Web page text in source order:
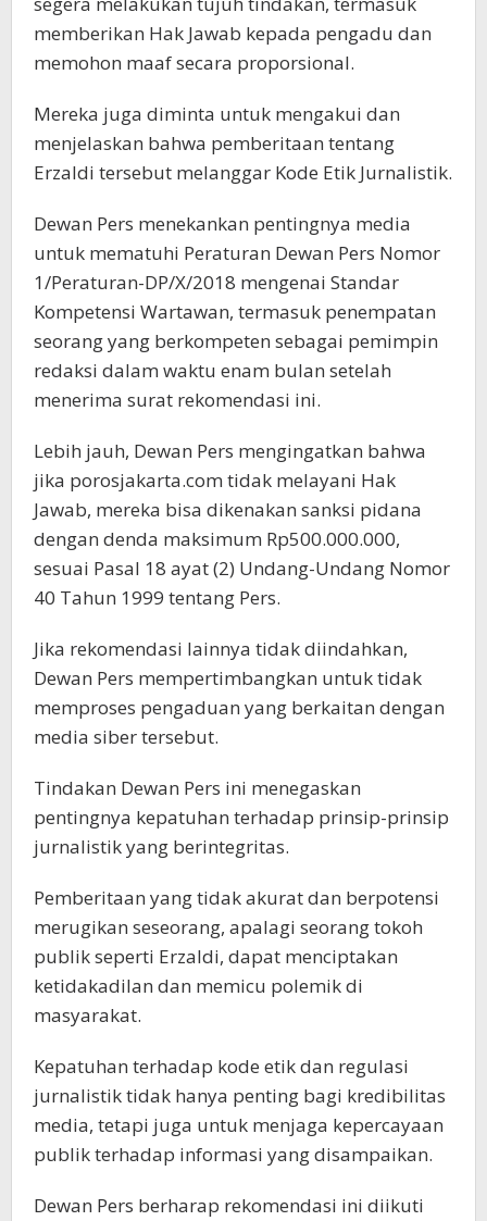
memberikan Hak Jawab kepada pengadu dan
memohon maaf secara proporsional.
Mereka juga diminta untuk mengakui dan
menjelaskan bahwa pemberitaan tentang
Erzaldi tersebut melanggar Kode Etik Jurnalistik.
Dewan Pers menekankan pentingnya media
untuk mematuhi Peraturan Dewan Pers Nomor
1/Peraturan-DP/X/2018 mengenai Standar
Kompetensi Wartawan, termasuk penempatan
seorang yang berkompeten sebagai pemimpin
redaksi dalam waktu enam bulan setelah
menerima surat rekomendasi ini.
Lebih jauh, Dewan Pers mengingatkan bahwa
jika porosjakarta.com tidak melayani Hak
Jawab, mereka bisa dikenakan sanksi pidana
dengan denda maksimum Rp500.000.000,
sesuai Pasal 18 ayat (2) Undang-Undang Nomor
40 Tahun 1999 tentang Pers.
Jika rekomendasi lainnya tidak diindahkan,
Dewan Pers mempertimbangkan untuk tidak
memproses pengaduan yang berkaitan dengan
media siber tersebut.
Tindakan Dewan Pers ini menegaskan
pentingnya kepatuhan terhadap prinsip-prinsip
jurnalistik yang berintegritas.
Pemberitaan yang tidak akurat dan berpotensi
merugikan seseorang, apalagi seorang tokoh
publik seperti Erzaldi, dapat menciptakan
ketidakadilan dan memicu polemik di
masyarakat.
Kepatuhan terhadap kode etik dan regulasi
jurnalistik tidak hanya penting bagi kredibilitas
media, tetapi juga untuk menjaga kepercayaan
publik terhadap informasi yang disampaikan.
Dewan Pers berharap rekomendasi ini diikuti